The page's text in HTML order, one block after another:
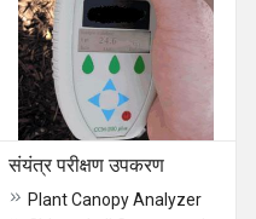
संयंत्र परीक्षण उपकरण
Plant Canopy Analyzer